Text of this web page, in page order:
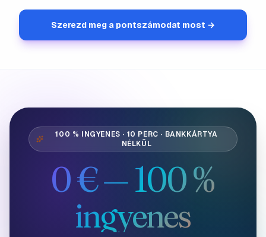
Szerezd meg a pontszámodat most →
100 % INGYENES · 10 PERC · BANKKÁRTYA
NÉLKÜL
0 € — 100 %
ingyenes